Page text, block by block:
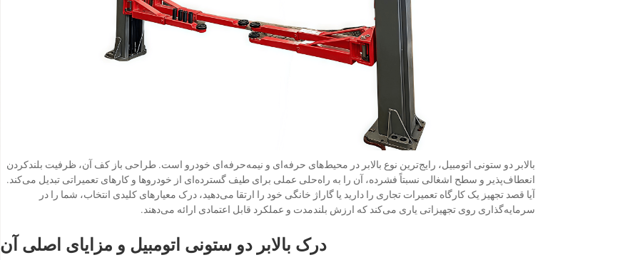
بالابر دو ستونی اتومبیل، رایج‌ترین نوع بالابر در محیط‌های حرفه‌ای و نیمه‌حرفه‌ای خودرو است. طراحی باز کف آن، ظرفیت بلندکردن
انعطاف‌پذیر و سطح اشغالی نسبتاً فشرده، آن را به راه‌حلی عملی برای طیف گسترده‌ای از خودروها و کارهای تعمیراتی تبدیل می‌کند.
آیا قصد تجهیز یک کارگاه تعمیرات تجاری را دارید یا گاراژ خانگی خود را ارتقا می‌دهید، درک معیارهای کلیدی انتخاب، شما را در
سرمایه‌گذاری روی تجهیزاتی یاری می‌کند که ارزش بلندمدت و عملکرد قابل اعتمادی ارائه می‌دهند.
درک بالابر دو ستونی اتومبیل و مزایای اصلی آن